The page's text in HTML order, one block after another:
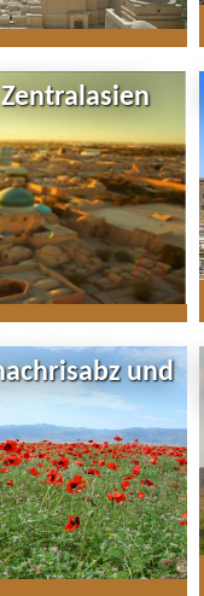
und